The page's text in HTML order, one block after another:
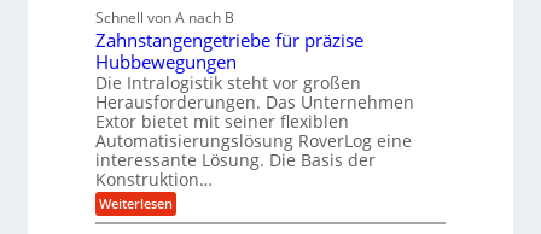
k
m
V
e
r
g
l
e
i
g
e
K
u
g
e
l
g
e
w
g
r
t
U
m
s
a
t
z
e
h
r
A
r
b
e
i
t
s
Schnell von A nach B
Zahnstangengetriebe für präzise
Hubbewegungen
Die Intralogistik steht vor großen
Herausforderungen. Das Unternehmen
Extor bietet mit seiner flexiblen
Automatisierungslösung RoverLog eine
interessante Lösung. Die Basis der
Konstruktion…
Weiterlesen:
Z